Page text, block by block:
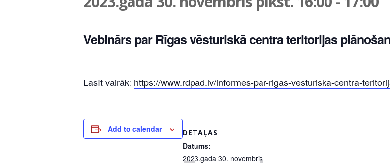
Vebinārs par Rīgas vēsturiskā centra teritorijas
Lasīt vairāk: https://www.rdpad.lv/informes-par-rigas-vesturiska-centra-
Add to calendar DETAĻAS
Datums:
2023.gada 30. novembris